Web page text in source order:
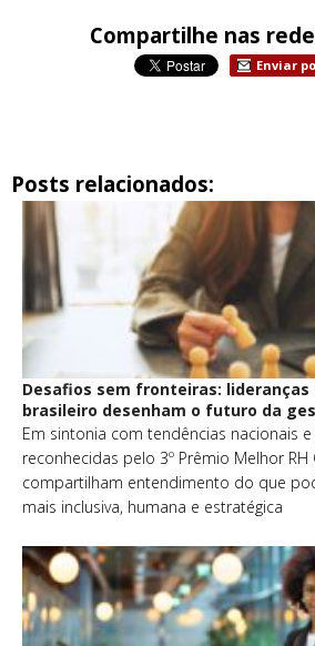
Compartilhe nas
Enviar
Posts relacionados:
Desafios sem fronteiras:
brasileiro desenham o futuro da
Em sintonia com tendências nacionais
reconhecidas pelo 3º Prêmio Melhor
compartilham entendimento do que
mais inclusiva, humana e estratégica